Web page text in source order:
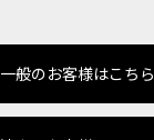
一般のお客様はこちら